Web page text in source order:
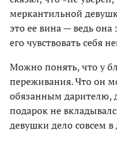
меркантильной
это ее вина — ведь она
его чувствовать себя
Можно понять, что у
переживания. Что он
обязанным дарителю,
подарок не
девушки дело совсем в